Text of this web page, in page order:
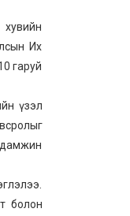
хувийн
Их
гаруй
үзэл
дамжин
болон